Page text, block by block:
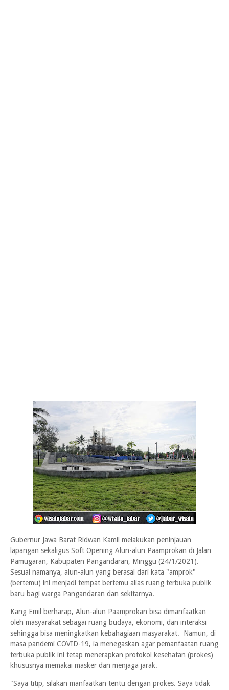
Gubernur Jawa Barat Ridwan Kamil melakukan peninjauan
lapangan sekaligus Soft Opening Alun-alun Paamprokan di Jalan
Pamugaran, Kabupaten Pangandaran, Minggu (24/1/2021).
Sesuai namanya, alun-alun yang berasal dari kata "amprok"
(bertemu) ini menjadi tempat bertemu alias ruang terbuka publik
baru bagi warga Pangandaran dan sekitarnya.
Kang Emil berharap, Alun-alun Paamprokan bisa dimanfaatkan
oleh masyarakat sebagai ruang budaya, ekonomi, dan interaksi
sehingga bisa meningkatkan kebahagiaan masyarakat. Namun, di
masa pandemi COVID-19, ia menegaskan agar pemanfaatan ruang
terbuka publik ini tetap menerapkan protokol kesehatan (prokes)
khususnya memakai masker dan menjaga jarak.
"Saya titip, silakan manfaatkan tentu dengan prokes. Saya tidak